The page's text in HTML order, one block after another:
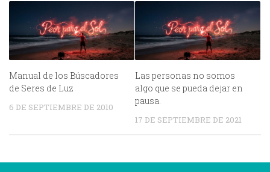
Manual de los Búscadores
de Seres de Luz
6 DE SEPTIEMBRE DE 2010
Las personas no somos
algo que se pueda dejar en
pausa.
17 DE SEPTIEMBRE DE 2021